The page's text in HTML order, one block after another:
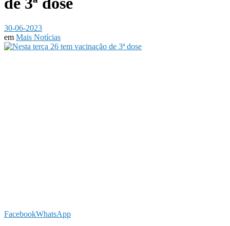
30-06-2023
em Mais Notícias
FacebookWhatsApp